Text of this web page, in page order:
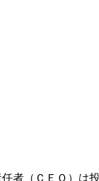
者（ＣＥＯ）は